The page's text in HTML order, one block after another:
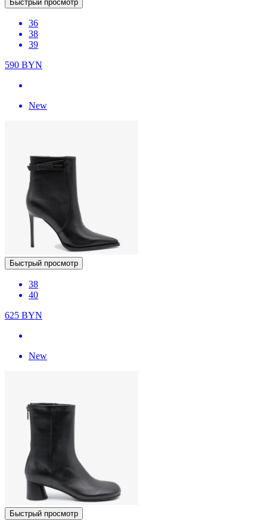
Быстрый просмотр
36
38
39
590 BYN
New
Быстрый просмотр
38
40
625 BYN
New
Быстрый просмотр